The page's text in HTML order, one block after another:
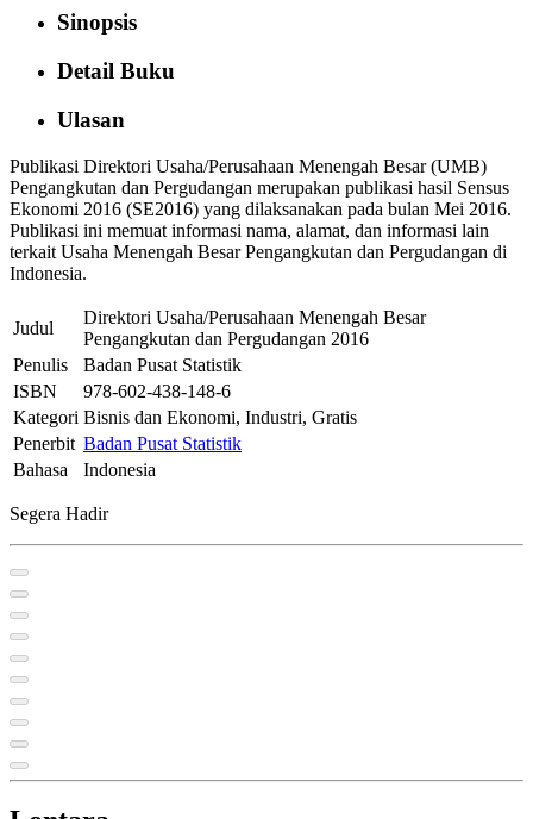
Sinopsis
Detail Buku
Ulasan
Publikasi Direktori Usaha/Perusahaan Menengah Besar (UMB)
Pengangkutan dan Pergudangan merupakan publikasi hasil Sensus
Ekonomi 2016 (SE2016) yang dilaksanakan pada bulan Mei 2016.
Publikasi ini memuat informasi nama, alamat, dan informasi lain
terkait Usaha Menengah Besar Pengangkutan dan Pergudangan di
Indonesia.
Judul
Direktori Usaha/Perusahaan Menengah Besar
Pengangkutan dan Pergudangan 2016
Penulis
Badan Pusat Statistik
ISBN
978-602-438-148-6
Kategori Bisnis dan Ekonomi, Industri, Gratis
Penerbit Badan Pusat Statistik
Bahasa
Indonesia
Segera Hadir